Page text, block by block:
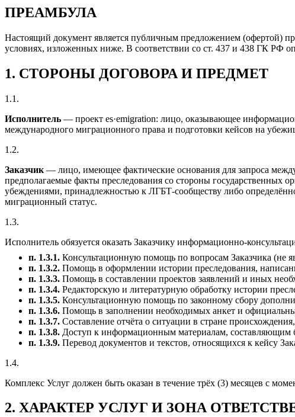
ПРЕАМБУЛА
Настоящий документ является публичным предложением (офертой)
условиях, изложенных ниже. В соответствии со ст. 437 и 438 ГК РФ
1. СТОРОНЫ ДОГОВОРА И ПРЕДМЕТ
1.1.
Исполнитель — проект es·emigration: лицо, оказывающее
международного миграционного права и подготовки кейсов на
1.2.
Заказчик — лицо, имеющее фактические основания для запроса
предполагаемые факты преследования со стороны государственных
убеждениями, принадлежностью к ЛГБТ-сообществу либо
миграционный статус.
1.3.
Исполнитель обязуется оказать Заказчику информационно-
п. 1.3.1. Консультационную помощь по вопросам Заказчика (не
п. 1.3.2. Помощь в оформлении истории преследования,
п. 1.3.3. Помощь в составлении проектов заявлений и иных
п. 1.3.4. Редакторскую и литературную обработку истории
п. 1.3.5. Консультационную помощь по законному сбору
п. 1.3.6. Помощь в заполнении необходимых анкет и
п. 1.3.7. Составление отчёта о ситуации в стране
п. 1.3.8. Доступ к информационным материалам, составляющим
п. 1.3.9. Перевод документов и текстов, относящихся к кейсу
1.4.
Комплекс Услуг должен быть оказан в течение трёх (3) месяцев с
2. ХАРАКТЕР УСЛУГ И ЗОНА